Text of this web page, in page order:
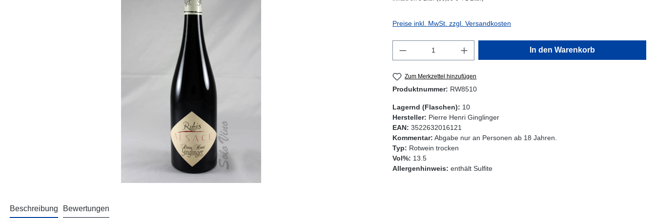
Preise inkl. MwSt. zzgl. Versandkosten
Produkt Anzahl: Gib den gewünschten Wert ein
In den Warenkorb
Zum Merkzettel hinzufügen
Produktnummer: RW8510
Lagernd (Flaschen): 10
Hersteller: Pierre Henri Ginglinger
EAN: 3522632016121
Kommentar: Abgabe nur an Personen ab 18 Jahren.
Typ: Rotwein trocken
Vol%: 13.5
Allergenhinweis: enthält Sulfite
Beschreibung Bewertungen